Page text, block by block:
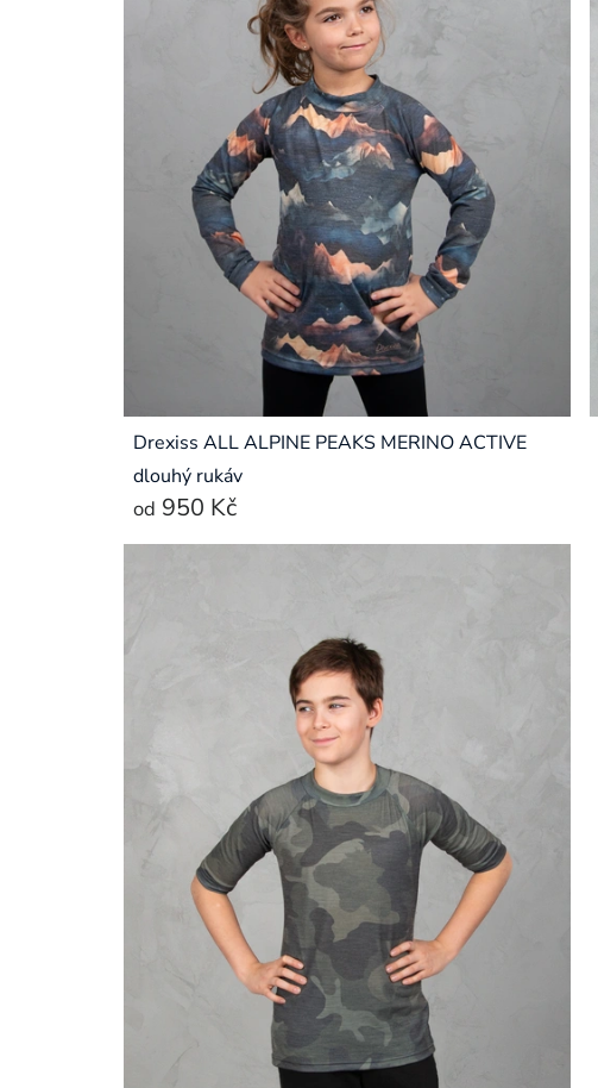
Drexiss ALL ALPINE PEAKS MERINO ACTIVE
dlouhý rukáv
od 950 Kč